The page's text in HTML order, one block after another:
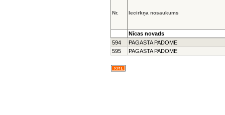
Nr. Iecirkņa nosaukums
Nīcas novads
594
PAGASTA PADOME
595
PAGASTA PADOME